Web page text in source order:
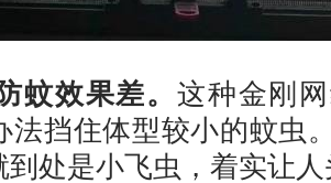
蚊效果差。这种金刚
法挡住体型较小的蚊虫
到处是小飞虫，着实让